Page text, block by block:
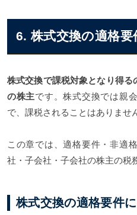
6. 株式交換の適格要
株式交換で課税対象となり得
の株主です。株式交換では親
で、課税されることはありませ
この章では、適格要件・非適
社・子会社・子会社の株主の税
株式交換の適格要件